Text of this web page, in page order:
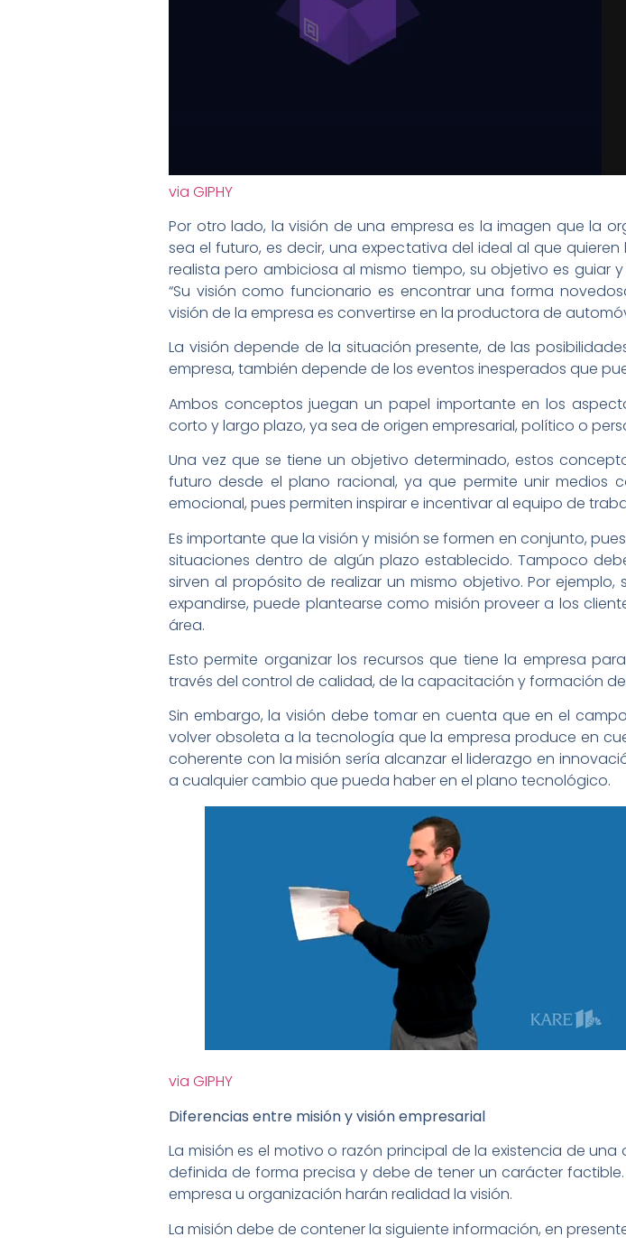
via GIPHY
Por otro lado, la visión de una empresa es la imagen que la
sea el futuro, es decir, una expectativa del ideal al que quieren
realista pero ambiciosa al mismo tiempo, su objetivo es guiar
“Su visión como funcionario es encontrar una forma
visión de la empresa es convertirse en la productora de
La visión depende de la situación presente, de las
empresa, también depende de los eventos inesperados que
Ambos conceptos juegan un papel importante en los
corto y largo plazo, ya sea de origen empresarial, político o
Una vez que se tiene un objetivo determinado, estos
futuro desde el plano racional, ya que permite unir medios
emocional, pues permiten inspirar e incentivar al equipo de
Es importante que la visión y misión se formen en conjunto,
situaciones dentro de algún plazo establecido. Tampoco
sirven al propósito de realizar un mismo objetivo. Por
expandirse, puede plantearse como misión proveer a los
área.
Esto permite organizar los recursos que tiene la empresa
través del control de calidad, de la capacitación y formación
Sin embargo, la visión debe tomar en cuenta que en el
volver obsoleta a la tecnología que la empresa produce en
coherente con la misión sería alcanzar el liderazgo en
a cualquier cambio que pueda haber en el plano tecnológico.
via GIPHY
Diferencias entre misión y visión empresarial
La misión es el motivo o razón principal de la existencia de
definida de forma precisa y debe de tener un carácter
empresa u organización harán realidad la visión.
La misión debe de contener la siguiente información, en